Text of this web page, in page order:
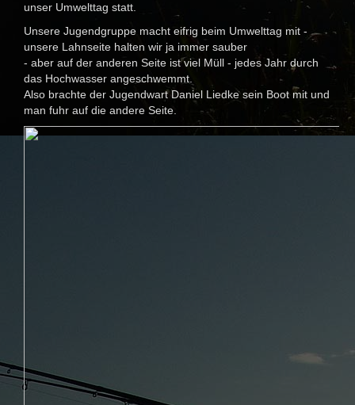
unser Umwelttag statt.
Unsere Jugendgruppe macht eifrig beim Umwelttag mit -
unsere Lahnseite halten wir ja immer sauber
- aber auf der anderen Seite ist viel Müll - jedes Jahr durch
das Hochwasser angeschwemmt.
Also brachte der Jugendwart Daniel Liedke sein Boot mit und
man fuhr auf die andere Seite.